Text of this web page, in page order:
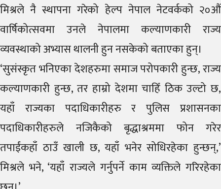
मिश्रले नै स्थापना गरेको हेल्प नेपाल नेटवर्कको २०औं
वार्षिकोत्सवमा उनले नेपालमा कल्याणकारी राज्य
व्यवस्थाको अभ्यास थालनी हुन नसकेको बताएका हुन्।
‘सुसंस्कृत भनिएका देशहरुमा समाज परोपकारी हुन्छ, राज्य
कल्याणकारी हुन्छ, तर हाम्रो देशमा चाहिँ ठिक उल्टो छ,
यहाँ राज्यका पदाधिकारीहरु र पुलिस प्रशासनका
पदाधिकारीहरुले नजिकैको बृद्धाश्रममा फोन गरेर
तपाईंकहाँ ठाउँ खाली छ, यहाँ भनेर सोधिरहेका हुन्छन्,’
मिश्रले भने, ‘यहाँ राज्यले गर्नुपर्ने काम व्यक्तिले गरिरहेका